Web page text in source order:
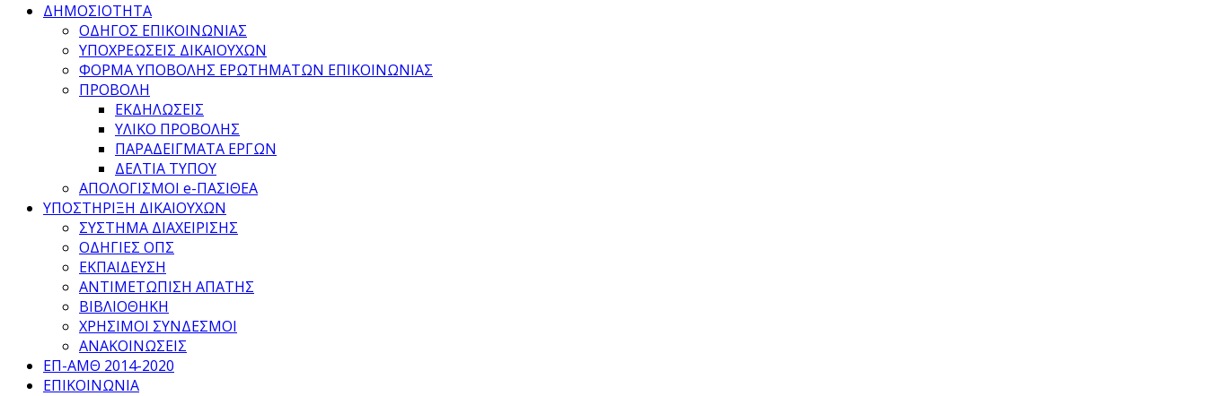
ΔΗΜΟΣΙΟΤΗΤΑ
ΟΔΗΓΟΣ ΕΠΙΚΟΙΝΩΝΙΑΣ
ΥΠΟΧΡΕΩΣΕΙΣ ΔΙΚΑΙΟΥΧΩΝ
ΦΟΡΜΑ ΥΠΟΒΟΛΗΣ ΕΡΩΤΗΜΑΤΩΝ ΕΠΙΚΟΙΝΩΝΙΑΣ
ΠΡΟΒΟΛΗ
ΕΚΔΗΛΩΣΕΙΣ
ΥΛΙΚΟ ΠΡΟΒΟΛΗΣ
ΠΑΡΑΔΕΙΓΜΑΤΑ ΕΡΓΩΝ
ΔΕΛΤΙΑ ΤΥΠΟΥ
ΑΠΟΛΟΓΙΣΜΟΙ e-ΠΑΣΙΘΕΑ
ΥΠΟΣΤΗΡΙΞΗ ΔΙΚΑΙΟΥΧΩΝ
ΣΥΣΤΗΜΑ ΔΙΑΧΕΙΡΙΣΗΣ
ΟΔΗΓΙΕΣ ΟΠΣ
ΕΚΠΑΙΔΕΥΣΗ
ΑΝΤΙΜΕΤΩΠΙΣΗ ΑΠΑΤΗΣ
ΒΙΒΛΙΟΘΗΚΗ
ΧΡΗΣΙΜΟΙ ΣΥΝΔΕΣΜΟΙ
ΑΝΑΚΟΙΝΩΣΕΙΣ
ΕΠ-ΑΜΘ 2014-2020
ΕΠΙΚΟΙΝΩΝΙΑ